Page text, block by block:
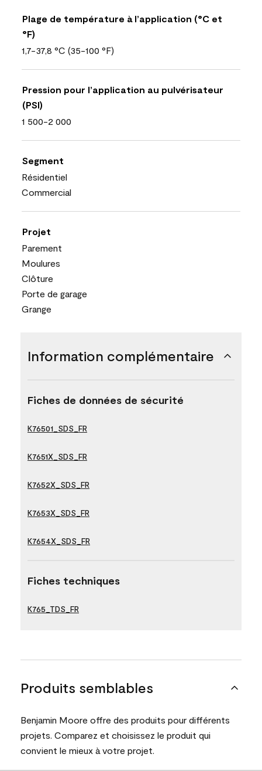
Plage de température à l’application (°C et
°F)
1,7-37,8 °C (35-100 °F)
Pression pour l’application au pulvérisateur
(PSI)
1 500-2 000
Segment
Résidentiel
Commercial
Projet
Parement
Moulures
Clôture
Porte de garage
Grange
Information complémentaire
Fiches de données de sécurité
K76501_SDS_FR
K7651X_SDS_FR
K7652X_SDS_FR
K7653X_SDS_FR
K7654X_SDS_FR
Fiches techniques
K765_TDS_FR
Produits semblables
Benjamin Moore offre des produits pour différents
projets. Comparez et choisissez le produit qui
convient le mieux à votre projet.